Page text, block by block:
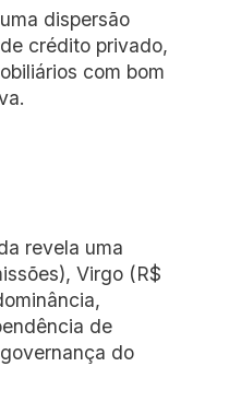
dispersão
crédito privado,
com bom
revela uma
Virgo (R$
de
do